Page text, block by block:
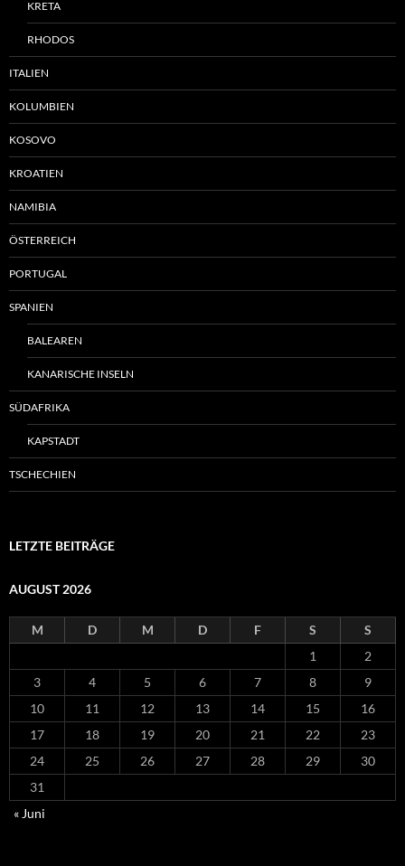
KRETA
RHODOS
ITALIEN
KOLUMBIEN
KOSOVO
KROATIEN
NAMIBIA
ÖSTERREICH
PORTUGAL
SPANIEN
BALEAREN
KANARISCHE INSELN
SÜDAFRIKA
KAPSTADT
TSCHECHIEN
LETZTE BEITRÄGE
AUGUST 2026
M D M D F S
S
1
2
3
4 5 6 7 8
9
10
11 12 13 14 15
16
17
18 19 20 21 22
23
24
25 26 27 28 29
30
31
« Juni